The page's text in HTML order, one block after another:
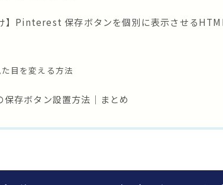
】Pinterest 保存ボタンを個別に表示させる
目を変える方法
存ボタン設置方法｜まとめ